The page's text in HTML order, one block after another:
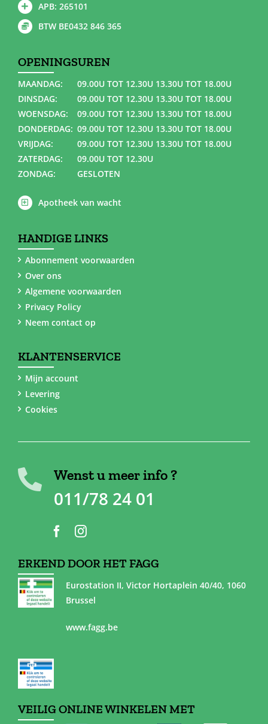
APB: 265101
BTW BE0432 846 365
OPENINGSUREN
MAANDAG:
09.00U TOT 12.30U 13.30U TOT 18.00U
DINSDAG:
09.00U TOT 12.30U 13.30U TOT 18.00U
WOENSDAG:
09.00U TOT 12.30U 13.30U TOT 18.00U
DONDERDAG: 09.00U TOT 12.30U 13.30U TOT 18.00U
VRIJDAG:
09.00U TOT 12.30U 13.30U TOT 18.00U
ZATERDAG:
09.00U TOT 12.30U
ZONDAG:
GESLOTEN
Apotheek van wacht
HANDIGE LINKS
Abonnement voorwaarden
Over ons
Algemene voorwaarden
Privacy Policy
Neem contact op
KLANTENSERVICE
Mijn account
Levering
Cookies
Wenst u meer info ?
011/78 24 01
ERKEND DOOR HET FAGG
Eurostation II, Victor Hortaplein 40/40, 1060
Brussel
www.fagg.be
VEILIG ONLINE WINKELEN MET